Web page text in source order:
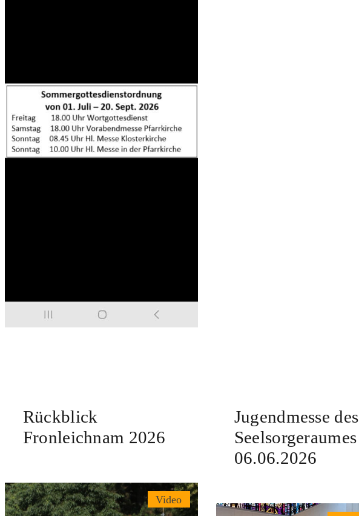
Rückblick
Fronleichnam 2026
Video
Jugendmesse des
Seelsorgeraumes
06.06.2026